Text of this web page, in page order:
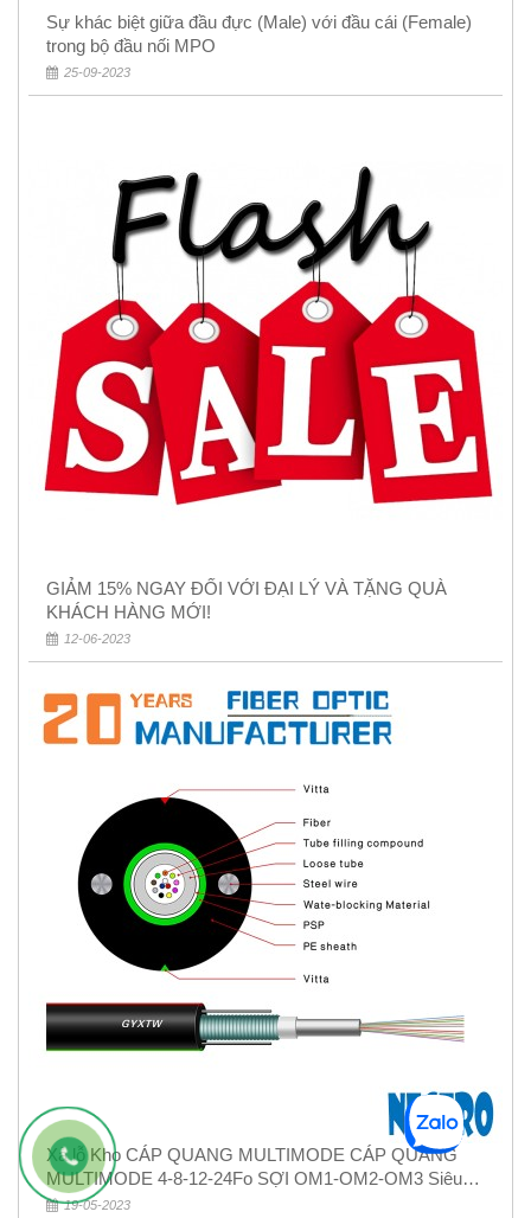
Sự khác biệt giữa đầu đực (Male) với đầu cái (Female)
trong bộ đầu nối MPO
25-09-2023
GIẢM 15% NGAY ĐỐI VỚI ĐẠI LÝ VÀ TẶNG QUÀ
KHÁCH HÀNG MỚI!
12-06-2023
Xả lỗ Kho CÁP QUANG MULTIMODE CÁP QUANG
MULTIMODE 4-8-12-24Fo SỢI OM1-OM2-OM3 Siêu
Rẻ 5k
19-05-2023